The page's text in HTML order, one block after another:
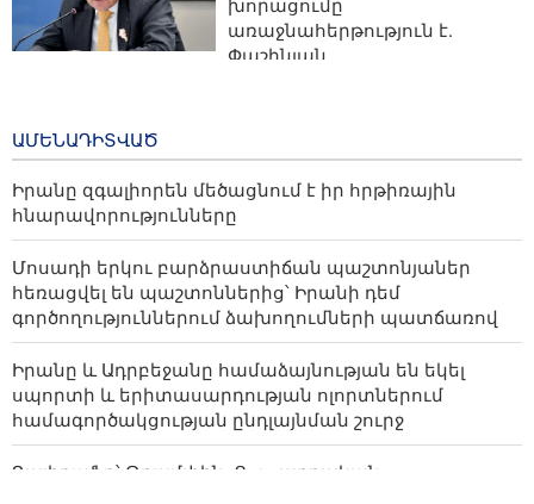
պատերազմից դուրս գալու ուղի է պահանջել
առաջնահերթություն է.
Փաշինյան
համաձայնության են եկել
սպորտի և
երիտասարդության
ոլորտներում
համագործակցության
ընդլայնման շուրջ
18 hours ago
ԱՄԵՆԱԴԻՏՎԱԾ
Իրանը զգալիորեն մեծացնում է իր հրթիռային
հնարավորությունները
Մոսադի երկու բարձրաստիճան պաշտոնյաներ
հեռացվել են պաշտոններից՝ Իրանի դեմ
գործողություններում ձախողումների պատճառով
Իրանը և Ադրբեջանը համաձայնության են եկել
սպորտի և երիտասարդության ոլորտներում
համագործակցության ընդլայնման շուրջ
Ղալիբաֆը՝ Թրամփին. Ցուցադրական